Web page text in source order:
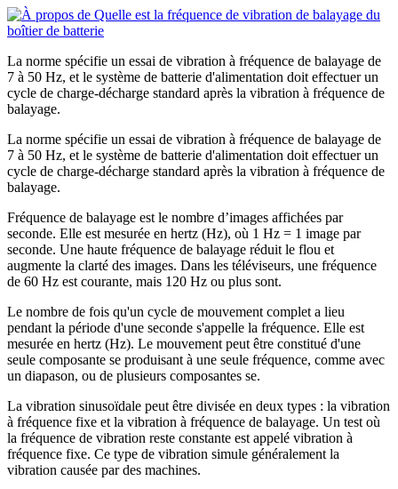
La norme spécifie un essai de vibration à fréquence de balayage de
7 à 50 Hz, et le système de batterie d'alimentation doit effectuer un
cycle de charge-décharge standard après la vibration à fréquence de
balayage.
La norme spécifie un essai de vibration à fréquence de balayage de
7 à 50 Hz, et le système de batterie d'alimentation doit effectuer un
cycle de charge-décharge standard après la vibration à fréquence de
balayage.
Fréquence de balayage est le nombre d’images affichées par
seconde. Elle est mesurée en hertz (Hz), où 1 Hz = 1 image par
seconde. Une haute fréquence de balayage réduit le flou et
augmente la clarté des images. Dans les téléviseurs, une fréquence
de 60 Hz est courante, mais 120 Hz ou plus sont.
Le nombre de fois qu'un cycle de mouvement complet a lieu
pendant la période d'une seconde s'appelle la fréquence. Elle est
mesurée en hertz (Hz). Le mouvement peut être constitué d'une
seule composante se produisant à une seule fréquence, comme avec
un diapason, ou de plusieurs composantes se.
La vibration sinusoïdale peut être divisée en deux types : la vibration
à fréquence fixe et la vibration à fréquence de balayage. Un test où
la fréquence de vibration reste constante est appelé vibration à
fréquence fixe. Ce type de vibration simule généralement la
vibration causée par des machines.